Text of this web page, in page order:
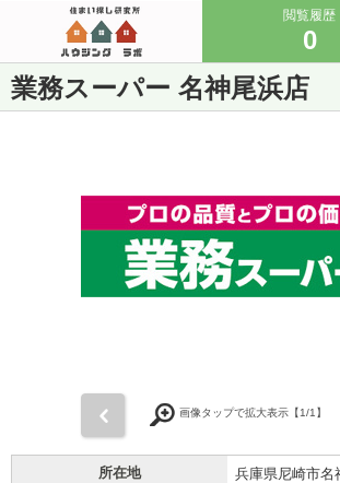
閲覧履歴
0
業務スーパー 名神尾浜店
画像タップで拡大表示【1/1】
所在地 兵庫県尼崎市名